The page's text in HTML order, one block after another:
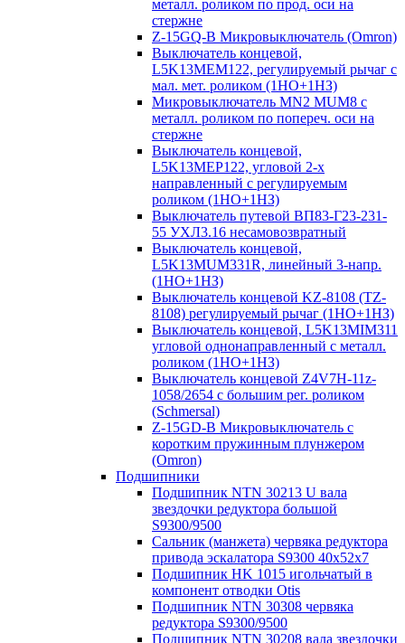
металл. роликом по прод. оси на
стержне
Z-15GQ-B Микровыключатель (Omron)
Выключатель концевой,
L5K13MEM122, регулируемый рычаг с
мал. мет. роликом (1НО+1НЗ)
Микровыключатель MN2 MUM8 с
металл. роликом по попереч. оси на
стержне
Выключатель концевой,
L5K13MEP122, угловой 2-х
направленный с регулируемым
роликом (1НО+1НЗ)
Выключатель путевой ВП83-Г23-231-
55 УХЛ3.16 несамовозвратный
Выключатель концевой,
L5K13MUM331R, линейный 3-напр.
(1НО+1НЗ)
Выключатель концевой KZ-8108 (TZ-
8108) регулируемый рычаг (1НО+1НЗ)
Выключатель концевой, L5K13MIM311
угловой однонаправленный с металл.
роликом (1НО+1НЗ)
Выключатель концевой Z4V7H-11z-
1058/2654 с большим рег. роликом
(Schmersal)
Z-15GD-B Микровыключатель с
коротким пружинным плунжером
(Omron)
Подшипники
Подшипник NTN 30213 U вала
звездочки редуктора большой
S9300/9500
Сальник (манжета) червяка редуктора
привода эскалатора S9300 40х52х7
Подшипник HK 1015 игольчатый в
компонент отводки Otis
Подшипник NTN 30308 червяка
редуктора S9300/9500
Подшипник NTN 30208 вала звездочки